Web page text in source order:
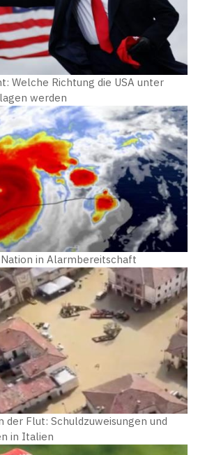
Welche Richtung die USA unter
werden
in Alarmbereitschaft
der Flut: Schuldzuweisungen und
in Italien